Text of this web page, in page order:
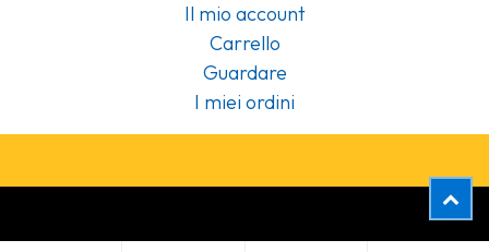
Il mio account
Carrello
Guardare
I miei ordini